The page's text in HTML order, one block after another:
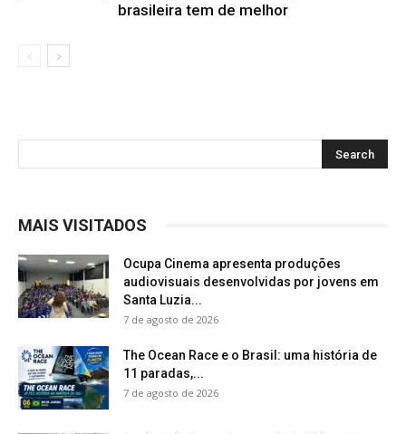
brasileira tem de melhor
MAIS VISITADOS
Ocupa Cinema apresenta produções
audiovisuais desenvolvidas por jovens em
Santa Luzia...
7 de agosto de 2026
The Ocean Race e o Brasil: uma história de
11 paradas,...
7 de agosto de 2026